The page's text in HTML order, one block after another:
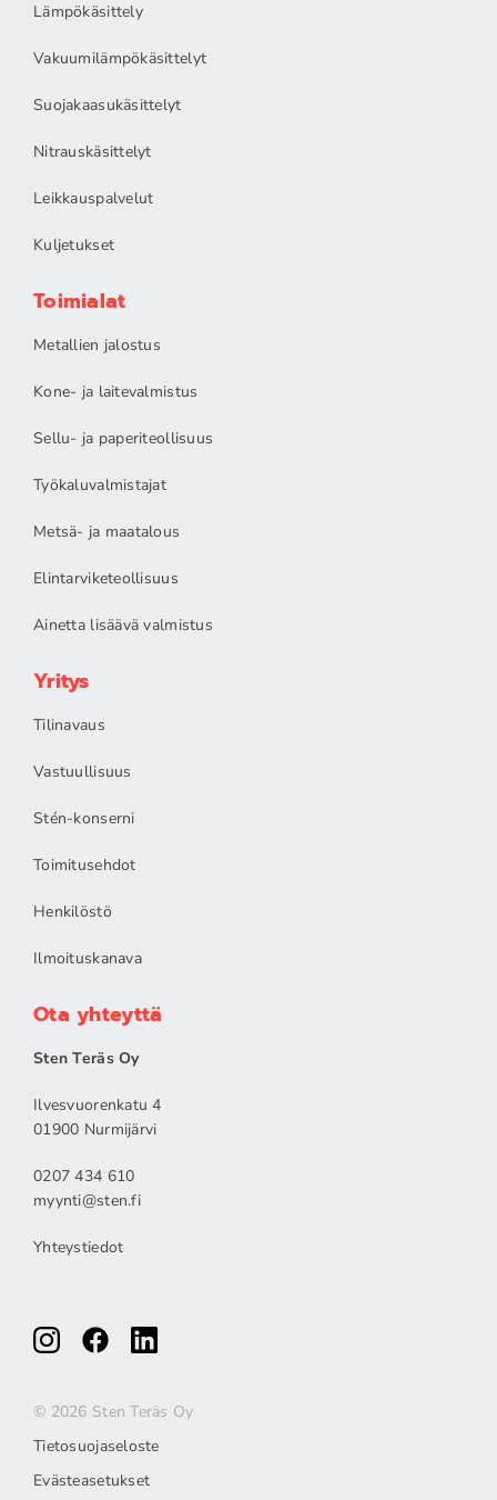
Lämpökäsittely
Vakuumilämpökäsittelyt
Suojakaasukäsittelyt
Nitrauskäsittelyt
Leikkauspalvelut
Kuljetukset
Toimialat
Metallien jalostus
Kone- ja laitevalmistus
Sellu- ja paperiteollisuus
Työkaluvalmistajat
Metsä- ja maatalous
Elintarviketeollisuus
Ainetta lisäävä valmistus
Yritys
Tilinavaus
Vastuullisuus
Stén-konserni
Toimitusehdot
Henkilöstö
Ilmoituskanava
Ota yhteyttä
Sten Teräs Oy
Ilvesvuorenkatu 4
01900 Nurmijärvi
0207 434 610
myynti@sten.fi
Yhteystiedot
© 2026 Sten Teräs Oy
Tietosuojaseloste
Evästeasetukset